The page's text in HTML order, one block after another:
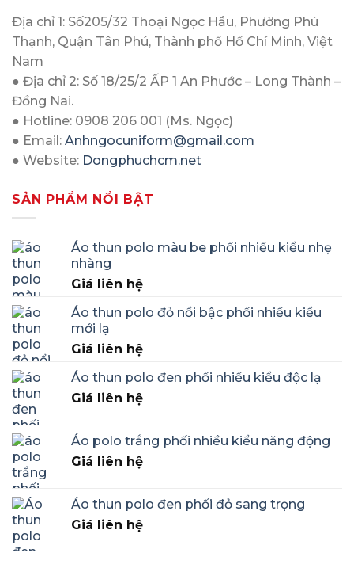
Địa chỉ 1: Số205/32 Thoại Ngọc Hầu, Phường Phú
Thạnh, Quận Tân Phú, Thành phố Hồ Chí Minh, Việt
Nam
● Địa chỉ 2: Số 18/25/2 ẤP 1 An Phước – Long Thành –
Đồng Nai.
● Hotline: 0908 206 001 (Ms. Ngọc)
● Email: Anhngocuniform@gmail.com
● Website: Dongphuchcm.net
SẢN PHẨM NỔI BẬT
Áo thun polo màu be phối nhiều kiểu nhẹ
nhàng
Giá liên hệ
Áo thun polo đỏ nổi bậc phối nhiều kiểu
mới lạ
Giá liên hệ
Áo thun polo đen phối nhiều kiểu độc lạ
Giá liên hệ
Áo polo trắng phối nhiều kiểu năng động
Giá liên hệ
Áo thun polo đen phối đỏ sang trọng
Giá liên hệ